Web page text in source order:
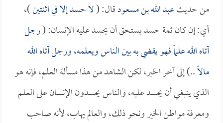
من حديثعبد الله بن مسعودقال: (لا حسد إلا في اثنتين)،
أي: إن كان ثمة حسد يستحق أن يحسد عليه الإنسان: (رجل
آتاه الله علماً فهو يقضي به بين الناس ويعلمه، ورجل آتاه الله
مالاً ..) إلى آخر الخبر، لكن الشاهد من هذا مسألة العلم، فإنه هو
الذي ينبغي أن يحسد عليه، والناس يحسدون الإنسان على العلم
ومعرفة مواطن الخير ونحو ذلك، والعالم يهاب، لأنه صاحب